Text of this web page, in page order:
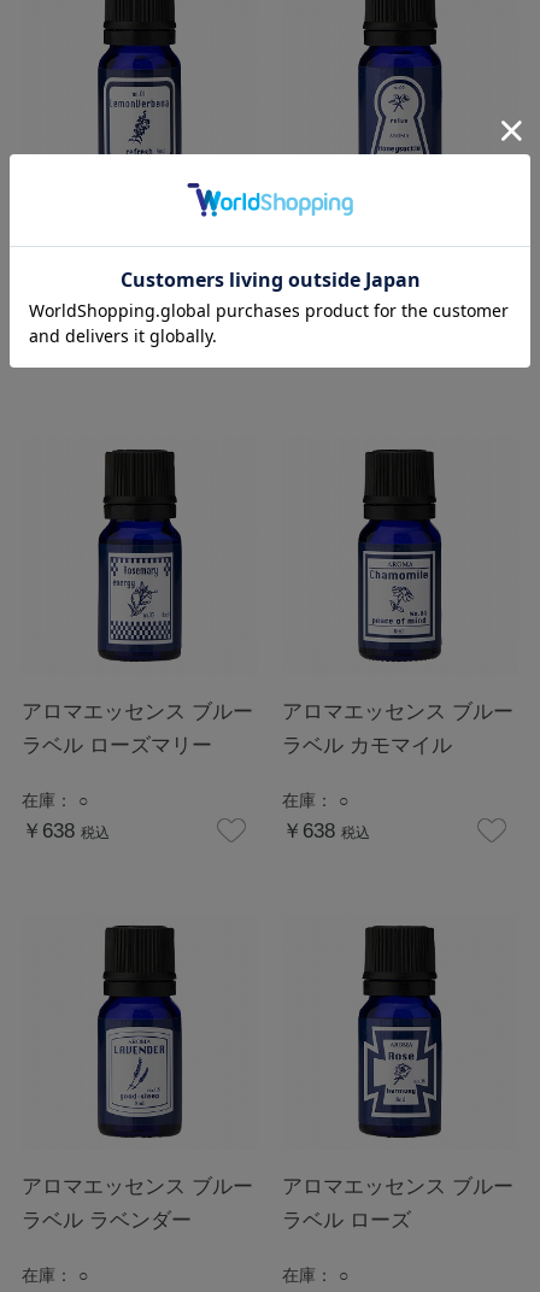
ラベル レモンバーベナ
在庫： ○
ラベル ハニーサックル
在庫：
アロマエッセンス ブルー
ラベル ローズマリー
在庫： ○
￥638 税込
アロマエッセンス ブルー
ラベル カモマイル
在庫： ○
￥638 税込
アロマエッセンス ブルー
ラベル ラベンダー
在庫： ○
アロマエッセンス ブルー
ラベル ローズ
在庫： ○